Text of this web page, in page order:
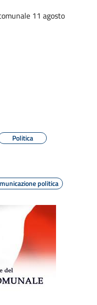
11 agosto
Politica
politica